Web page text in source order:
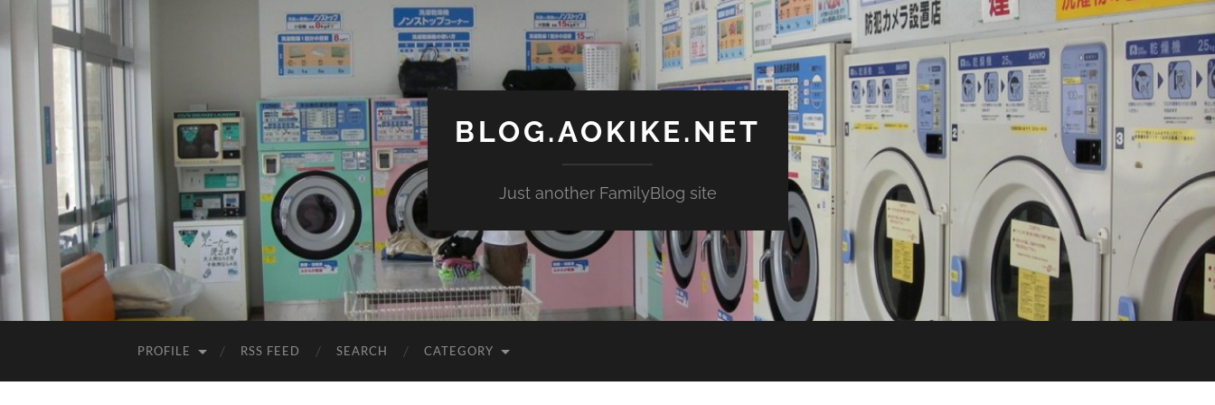
BLOG.AOKIKE.NET
Just another FamilyBlog site
PROFILE RSS FEED SEARCH CATEGORY